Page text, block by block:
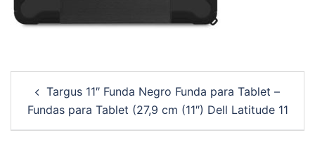
navigation
Targus 11″ Funda Negro Funda para Tablet –
Fundas para Tablet (27,9 cm (11″) Dell Latitude 11